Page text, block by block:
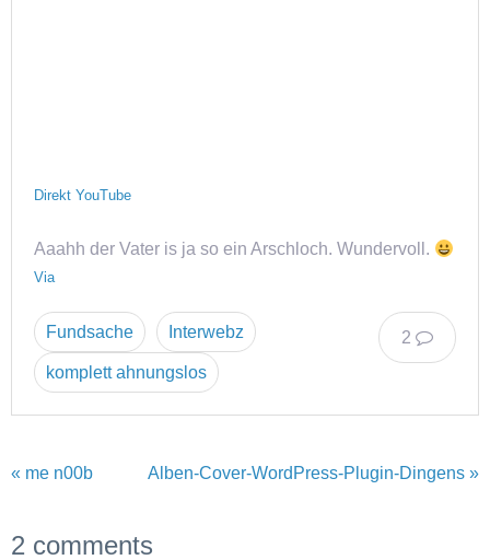
Direkt YouTube
Aaahh der Vater is ja so ein Arschloch. Wundervoll.
Via
2
Fundsache Interwebz
komplett ahnungslos
« me n00b Alben-Cover-WordPress-Plugin-Dingens »
2 comments